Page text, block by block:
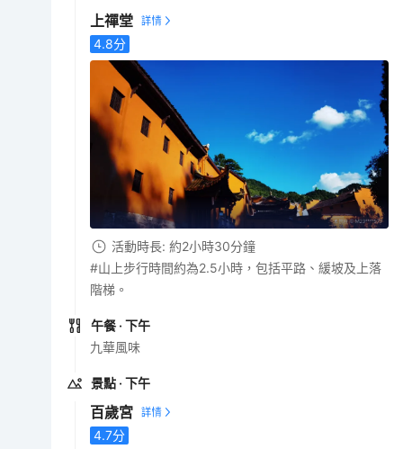
上禪堂
4.8分
活動時長: 約2小時30分鐘
#山上步行時間約為2.5小時，包括平路、緩坡及上落
階梯。
午餐 · 下午
九華風味
景點 · 下午
百歲宮
4.7分